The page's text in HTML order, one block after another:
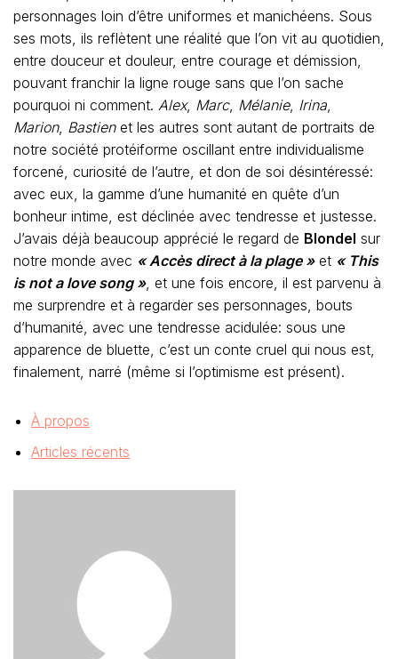
personnages loin d’être uniformes et manichéens. Sous
ses mots, ils reflètent une réalité que l’on vit au quotidien,
entre douceur et douleur, entre courage et démission,
pouvant franchir la ligne rouge sans que l’on sache
pourquoi ni comment. Alex, Marc, Mélanie, Irina,
Marion, Bastienet les autres sont autant de portraits de
notre société protéiforme oscillant entre individualisme
forcené, curiosité de l’autre, et don de soi désintéressé:
avec eux, la gamme d’une humanité en quête d’un
bonheur intime, est déclinée avec tendresse et justesse.
J’avais déjà beaucoup apprécié le regard de Blondel sur
notre monde avec « Accès direct à la plage »et « This
is not a love song », et une fois encore, il est parvenu à
me surprendre et à regarder ses personnages, bouts
d’humanité, avec une tendresse acidulée: sous une
apparence de bluette, c’est un conte cruel qui nous est,
finalement, narré (même si l’optimisme est présent).
À propos
Articles récents